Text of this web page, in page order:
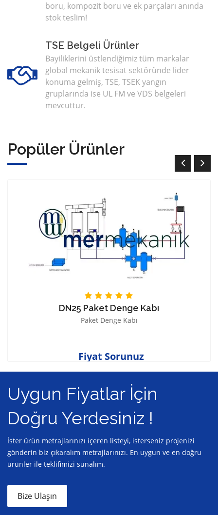
boru, kompozit boru ve ek parçaları anında
stok teslim!
TSE Belgeli Ürünler
Bayiliklerini üstlendiğimiz tüm markalar
global mekanik tesisat sektöründe lider
konuma gelmiş, TSE, TSEK yangın
gruplarında ise UL FM ve VDS belgeleri
mevcuttur.
Popüler Ürünler
DN25 Paket Denge Kabı
Paket Denge Kabı
Fiyat Sorunuz
Uygun Fiyatlar İçin
Doğru Yerdesiniz !
İster ürün metrajlarınızı içeren listeyi, isterseniz projenizi
gönderin biz çıkaralım metrajlarınızı. En uygun ve en doğru
ürünler ile teklifimizi sunalım.
Bize Ulaşın